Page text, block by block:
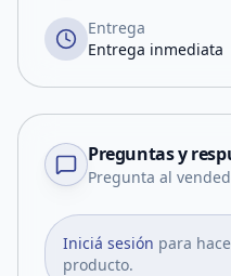
Entrega
Entrega inmediata
Preguntas y
Pregunta al
Iniciá sesión para
producto.